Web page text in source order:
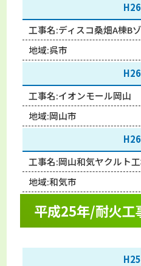
工事名:ディスコ桑畑A棟B
地域:呉市
工事名:イオンモール岡山
地域:岡山市
工事名:岡山和気ヤクルト
地域:和気市
平成25年/耐火工